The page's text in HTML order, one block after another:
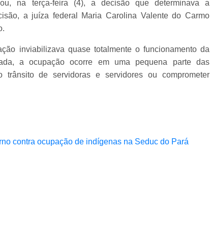
na terça-feira (4), a decisão que determinava a
a juíza federal Maria Carolina Valente do Carmo
inviabilizava quase totalmente o funcionamento da
a ocupação ocorre em uma pequena parte das
de servidoras e servidores ou comprometer
contra ocupação de indígenas na Seduc do Pará